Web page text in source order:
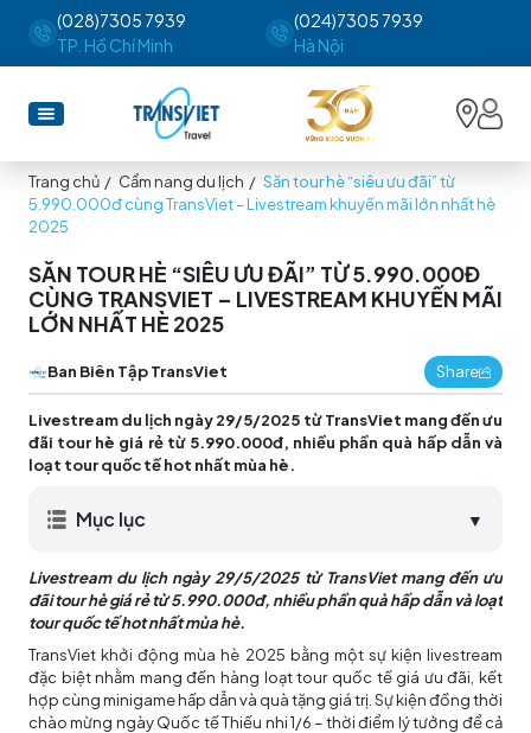
(028)7305 7939
TP. Hồ Chí Minh
(024)7305 7939
Hà Nội
Trang chủ / Cẩm nang du lịch / Săn tour hè “siêu ưu đãi” từ
5.990.000đ cùng TransViet – Livestream khuyến mãi lớn nhất hè
2025
SĂN TOUR HÈ “SIÊU ƯU ĐÃI” TỪ 5.990.000Đ
CÙNG TRANSVIET – LIVESTREAM KHUYẾN MÃI
LỚN NHẤT HÈ 2025
Ban Biên Tập TransViet Share
Livestream du lịch ngày 29/5/2025 từ TransViet mang đến ưu
đãi tour hè giá rẻ từ 5.990.000đ, nhiều phần quà hấp dẫn và
loạt tour quốc tế hot nhất mùa hè.
Mục lục ▼
Livestream du lịch ngày 29/5/2025 từ TransViet mang đến ưu
đãi tour hè giá rẻ từ 5.990.000đ, nhiều phần quà hấp dẫn và loạt
tour quốc tế hot nhất mùa hè.
TransViet khởi động mùa hè 2025 bằng một sự kiện livestream
đặc biệt nhằm mang đến hàng loạt tour quốc tế giá ưu đãi, kết
hợp cùng minigame hấp dẫn và quà tặng giá trị. Sự kiện đồng thời
chào mừng ngày Quốc tế Thiếu nhi 1/6 – thời điểm lý tưởng để cả